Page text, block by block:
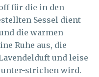
für die in den
Sessel dient
die warmen
Ruhe aus, die
und leise
strichen wird.